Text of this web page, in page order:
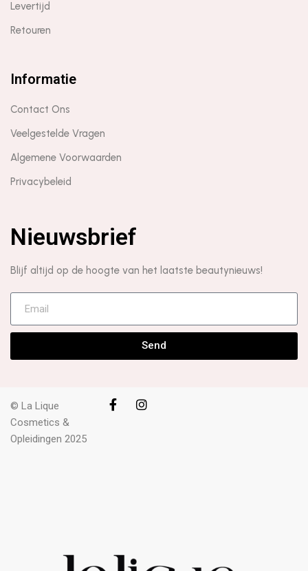
Levertijd
Retouren
Informatie
Contact Ons
Veelgestelde Vragen
Algemene Voorwaarden
Privacybeleid
Nieuwsbrief
Blijf altijd op de hoogte van het laatste beautynieuws!
Send
© La Lique
Cosmetics &
Opleidingen 2025